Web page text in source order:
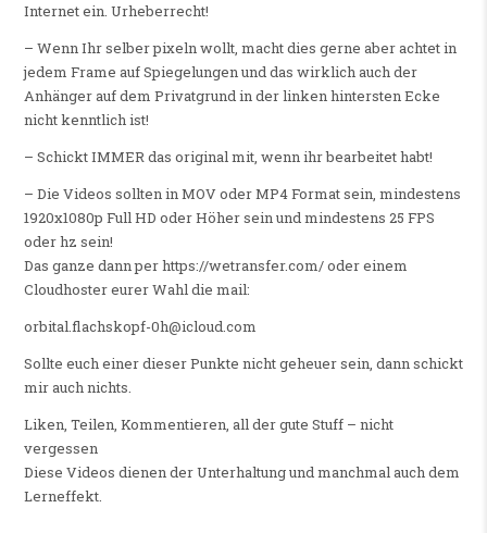
Internet ein. Urheberrecht!
– Wenn Ihr selber pixeln wollt, macht dies gerne aber achtet in
jedem Frame auf Spiegelungen und das wirklich auch der
Anhänger auf dem Privatgrund in der linken hintersten Ecke
nicht kenntlich ist!
– Schickt IMMER das original mit, wenn ihr bearbeitet habt!
– Die Videos sollten in MOV oder MP4 Format sein, mindestens
1920x1080p Full HD oder Höher sein und mindestens 25 FPS
oder hz sein!
Das ganze dann per https://wetransfer.com/ oder einem
Cloudhoster eurer Wahl die mail:
orbital.flachskopf-0h@icloud.com
Sollte euch einer dieser Punkte nicht geheuer sein, dann schickt
mir auch nichts.
Liken, Teilen, Kommentieren, all der gute Stuff – nicht
vergessen
Diese Videos dienen der Unterhaltung und manchmal auch dem
Lerneffekt.